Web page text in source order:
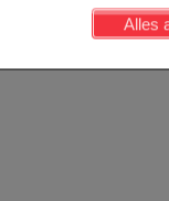
genutzt um das
des
Website weiter
möglichst relevant
oder soziale
Alles